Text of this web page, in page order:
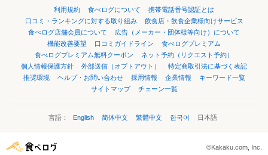
利用規約 食べログについて
携帯電話番号認証とは
口コミ・ランキングに対する取り組み
飲食店・飲食企業様向けサービス
食べログ店舗会員について
広告（メーカー・団体様等向け）について
機能改善要望
口コミガイドライン
食べログプレミアム
食べログプレミアム無料クーポン
ネット予約（リクエスト予約）
個人情報保護方針
外部送信（オプトアウト）
特定商取引法に基づく表記
推奨環境
ヘルプ・お問い合わせ 採用情報 企業情報
キーワード一覧
サイトマップ
チェーン一覧
言語： English 简体中文 繁體中文 한국어 日本語
©Kakaku.com, Inc.